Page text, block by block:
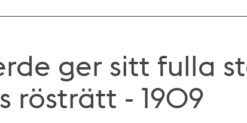
ger sitt fulla
rösträtt - 1909